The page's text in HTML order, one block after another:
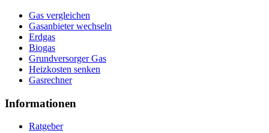
Gas vergleichen
Gasanbieter wechseln
Erdgas
Biogas
Grundversorger Gas
Heizkosten senken
Gasrechner
Informationen
Ratgeber